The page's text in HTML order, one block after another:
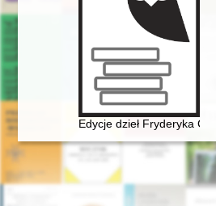
Edycje dzieł Fryderyka